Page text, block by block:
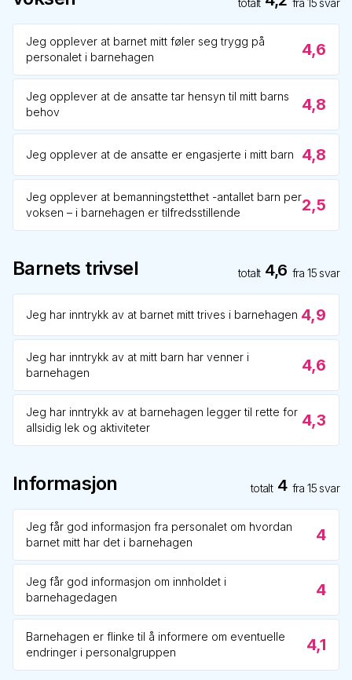
totalt fra15 svar
Jeg opplever at barnet mitt føler seg trygg på
personalet i barnehagen
4,6
Jeg opplever at de ansatte tar hensyn til mitt barns
behov
4,8
Jeg opplever at de ansatte er engasjerte i mitt barn 4,8
Jeg opplever at bemanningstetthet -antallet barn per
voksen – i barnehagen er tilfredsstillende
2,5
Barnets trivsel totalt 4,6 fra15 svar
Jeg har inntrykk av at barnet mitt trives i barnehagen 4,9
Jeg har inntrykk av at mitt barn har venner i
barnehagen
4,6
Jeg har inntrykk av at barnehagen legger til rette for
allsidig lek og aktiviteter
4,3
Informasjon totalt 4 fra15 svar
Jeg får god informasjon fra personalet om hvordan
barnet mitt har det i barnehagen
4
Jeg får god informasjon om innholdet i
barnehagedagen
4
Barnehagen er flinke til å informere om eventuelle
endringer i personalgruppen
4,1